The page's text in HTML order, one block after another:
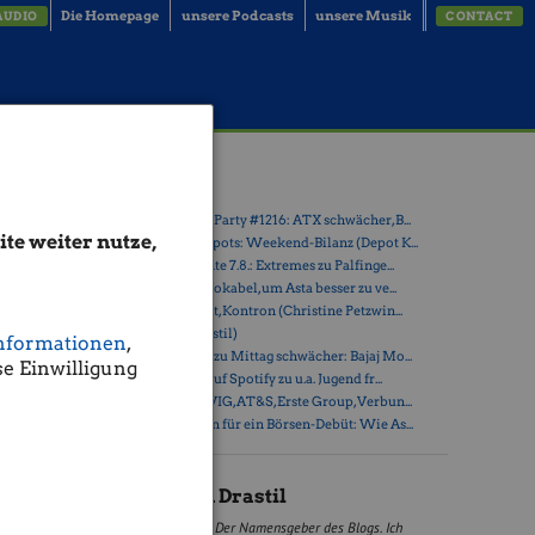
weiter nutze,
,
Einwilligung
Die Homepage unsere Podcasts unsere Musik CONTACT
in
A-
Liste
fixe ATX-
vulgo
» Wiener Börse Party #1216: ATX schwächer, B...
» Österreich-Depots: Weekend-Bilanz (Depot K...
» Börsegeschichte 7.8.: Extremes zu Palfinge...
» Nachlese: 10 Vokabel, um Asta besser zu ve...
» PIR-News: Post, Kontron (Christine Petzwin...
» (Christian Drastil)
» Wiener Börse zu Mittag schwächer: Bajaj Mo...
» Börse-Inputs auf Spotify zu u.a. Jugend fr...
» ATX-Trends: VIG, AT&S, Erste Group, Verbun...
» Zehn Vokabeln für ein Börsen-Debüt: Wie As...
Christian Drastil
Der Namensgeber des Blogs. Ich